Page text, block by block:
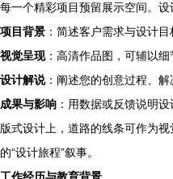
每一个精彩项目预留展示空间。设
项目背景 ：简述客户需求与设计目
视觉呈现：高清作品图，可辅以细
设计解说：阐述您的创意过程、解
成果与影响 ：用数据或反馈说明设
版式设计上，道路的线条可作为
的“设计旅程”叙事。